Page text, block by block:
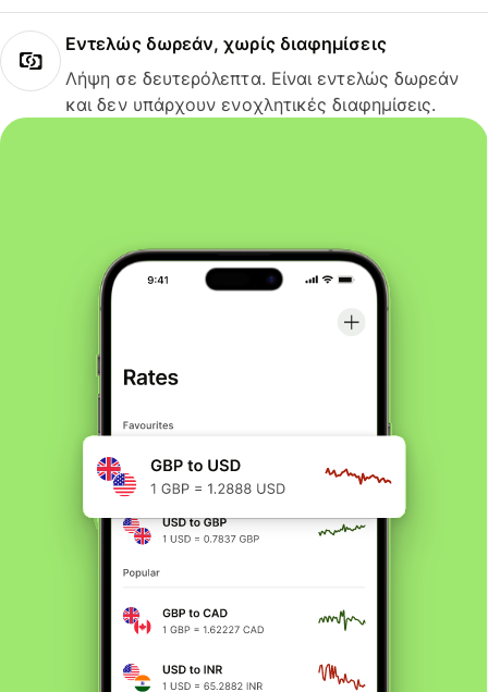
Εντελώς δωρεάν, χωρίς διαφημίσεις
Λήψη σε δευτερόλεπτα. Είναι εντελώς δωρεάν
και δεν υπάρχουν ενοχλητικές διαφημίσεις.